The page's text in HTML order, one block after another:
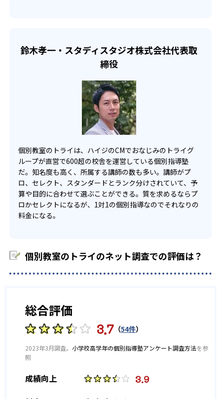
灘高校 - 筑波大学付属高校 -
慶應義塾高校
-
早稲田大学高等学院 -
学習院高等部 - 法政大学高校 -
西高校 - 戸山高校 -
国立高校
一宮高校 - 一宮西高校 -
東高校 -
春日井高校 - 旭野高校
天白高校 清風南海高校
鈴木孝一・スタディスタジオ株式会社代表取
締役
個別教室のトライは、ハイジのCMでおなじみのトライグ
ループが直営で600超の校舎を運営している個別指導塾
だ。知名度も高く、所属する講師の数も多い。講師がプ
ロ、セレクト、スタンダードとランク分けされていて、予
算や目的に合わせて選ぶことができる。質を求めるならプ
ロかセレクトになるが、1対1の個別指導なのでそれなりの
料金になる。
個別教室のトライのネット調査での評価は？
総合評価
3.7 （54件）
2023年3月調査。 小学校高学年の個別指導塾アンケート調査方法を参
照
成績向上 3.9